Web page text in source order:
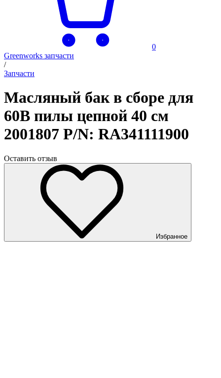
0
Greenworks запчасти
/
Запчасти
Масляный бак в сборе для
60В пилы цепной 40 см
2001807 P/N: RA341111900
Оставить отзыв
Избранное